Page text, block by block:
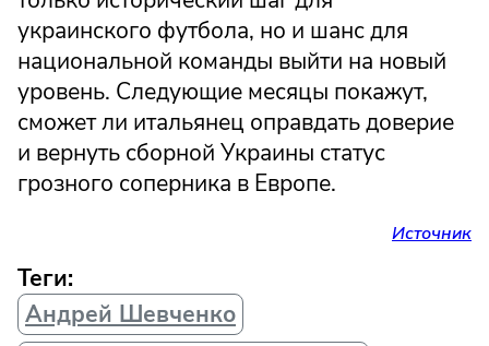
украинского футбола, но и шанс для
национальной команды выйти на новый
уровень. Следующие месяцы покажут,
сможет ли итальянец оправдать доверие
и вернуть сборной Украины статус
грозного соперника в Европе.
Источник
Теги:
Андрей Шевченко